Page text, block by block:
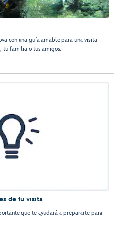
con una guía amable para una visita
tu familia o tus amigos.
de tu visita
que te ayudará a prepararte para